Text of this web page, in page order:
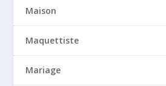
Maison
Maquettiste
Mariage